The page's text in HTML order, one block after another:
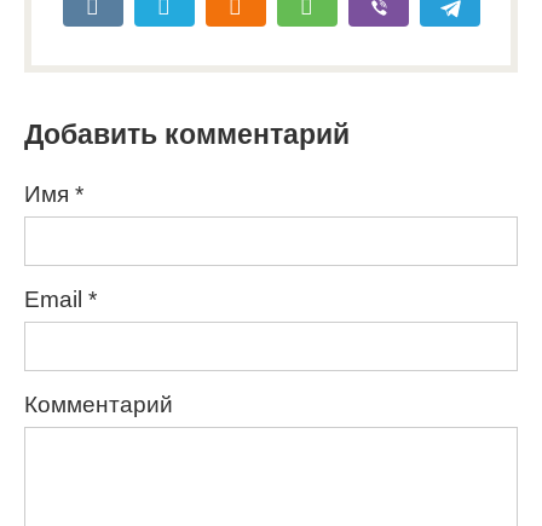
Добавить комментарий
Имя *
Email *
Комментарий